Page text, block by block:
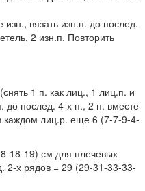
вязать изн.п. до послед.
2 изн.п. Повторить
1 п. как лиц., 1 лиц.п. и
до послед. 4-х п., 2 п. вместе
каждом лиц.р. еще 6 (7-7-9-4-
18-19) см для плечевых
2-х рядов = 29 (29-31-33-33-